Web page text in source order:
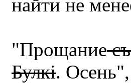
найти не
"Прощание
Булкi.